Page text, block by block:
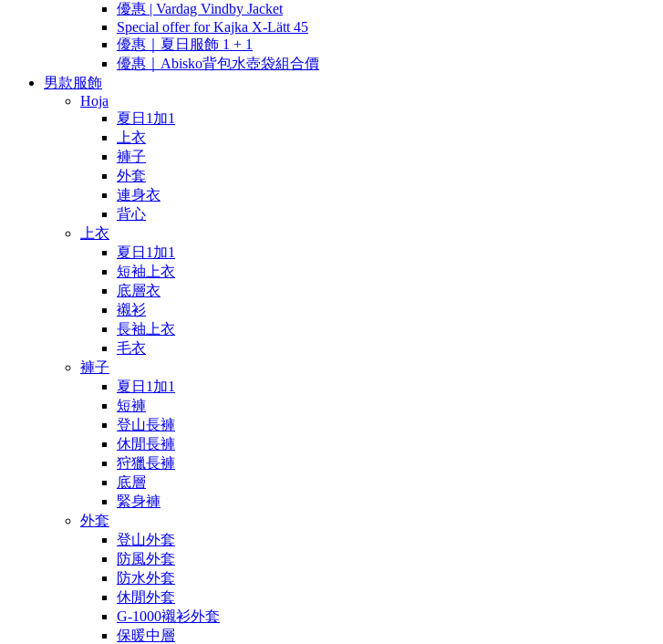
優惠 | Vardag Vindby Jacket
Special offer for Kajka X-Lätt 45
優惠｜夏日服飾 1 + 1
優惠｜Abisko背包水壺袋組合價
男款服飾
Hoja
夏日1加1
上衣
褲子
外套
連身衣
背心
上衣
夏日1加1
短袖上衣
底層衣
襯衫
長袖上衣
毛衣
褲子
夏日1加1
短褲
登山長褲
休閒長褲
狩獵長褲
底層
緊身褲
外套
登山外套
防風外套
防水外套
休閒外套
G-1000襯衫外套
保暖中層